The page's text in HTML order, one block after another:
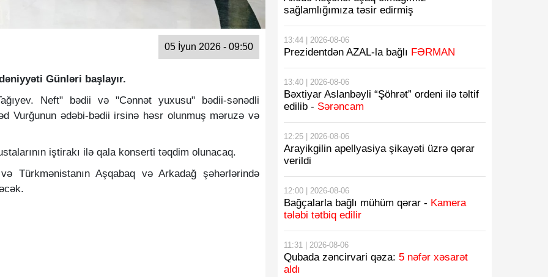
05 İyun 2026 - 09:50
Günləri başlayır.
Neft" bədii və "Cənnət yuxusu" bədii-sənədli
Vurğunun ədəbi-bədii irsinə həsr olunmuş məruzə və
iştirakı ilə qala konserti təqdim olunacaq.
Türkmənistanın Aşqabaq və Arkadağ şəhərlərində
sağlamlığımıza təsir edirmiş
13:44 | 2026-08-06
Prezidentdən AZAL-la bağlı FƏRMAN
13:40 | 2026-08-06
Bəxtiyar Aslanbəyli “Şöhrət” ordeni ilə təltif
edilib - Sərəncam
12:25 | 2026-08-06
Arayikgilin apellyasiya şikayəti üzrə qərar
verildi
12:00 | 2026-08-06
Bağçalarla bağlı mühüm qərar - Kamera
tələbi tətbiq edilir
11:31 | 2026-08-06
Qubada zəncirvari qəza: 5 nəfər xəsarət
aldı